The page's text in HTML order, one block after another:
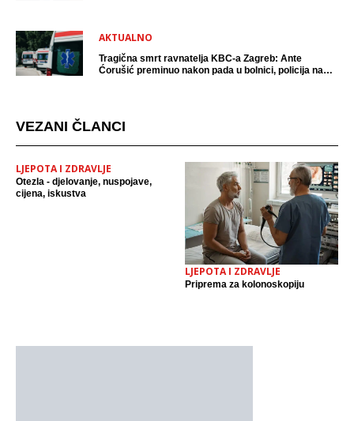
AKTUALNO
Tragična smrt ravnatelja KBC-a Zagreb: Ante
Ćorušić preminuo nakon pada u bolnici, policija na
VEZANI ČLANCI
LJEPOTA I ZDRAVLJE
Otezla - djelovanje, nuspojave,
cijena, iskustva
LJEPOTA I ZDRAVLJE
Priprema za kolonoskopiju